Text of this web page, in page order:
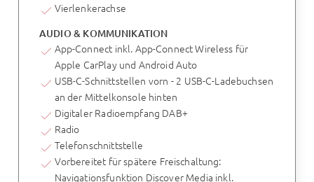
Vierlenkerachse
AUDIO & KOMMUNIKATION
App-Connect inkl. App-Connect Wireless für
Apple CarPlay und Android Auto
USB-C-Schnittstellen vorn - 2 USB-C-Ladebuchsen
an der Mittelkonsole hinten
Digitaler Radioempfang DAB+
Radio
Telefonschnittstelle
Vorbereitet für spätere Freischaltung:
Navigationsfunktion Discover Media inkl.